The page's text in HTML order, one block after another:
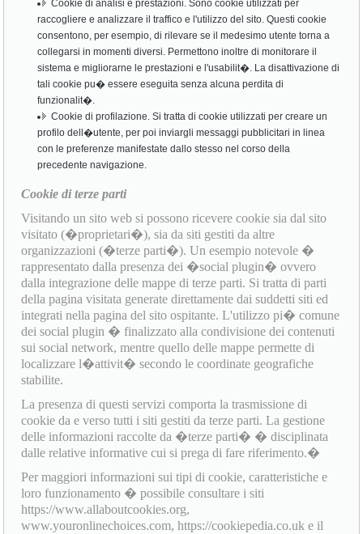
Cookie di analisi e prestazioni. Sono cookie utilizzati per
raccogliere e analizzare il traffico e l'utilizzo del sito. Questi cookie
consentono, per esempio, di rilevare se il medesimo utente torna a
collegarsi in momenti diversi. Permettono inoltre di monitorare il
sistema e migliorarne le prestazioni e l'usabilit�. La disattivazione di
tali cookie pu� essere eseguita senza alcuna perdita di
funzionalit�.
Cookie di profilazione. Si tratta di cookie utilizzati per creare un
profilo dell�utente, per poi inviargli messaggi pubblicitari in linea
con le preferenze manifestate dallo stesso nel corso della
precedente navigazione.
Cookie di terze parti
Visitando un sito web si possono ricevere cookie sia dal sito
visitato (�proprietari�), sia da siti gestiti da altre
organizzazioni (�terze parti�). Un esempio notevole �
rappresentato dalla presenza dei �social plugin� ovvero
dalla integrazione delle mappe di terze parti. Si tratta di parti
della pagina visitata generate direttamente dai suddetti siti ed
integrati nella pagina del sito ospitante. L'utilizzo pi� comune
dei social plugin � finalizzato alla condivisione dei contenuti
sui social network, mentre quello delle mappe permette di
localizzare l�attivit� secondo le coordinate geografiche
stabilite.
La presenza di questi servizi comporta la trasmissione di
cookie da e verso tutti i siti gestiti da terze parti. La gestione
delle informazioni raccolte da �terze parti� � disciplinata
dalle relative informative cui si prega di fare riferimento.�
Per maggiori informazioni sui tipi di cookie, caratteristiche e
loro funzionamento � possibile consultare i siti
https://www.allaboutcookies.org,
www.youronlinechoices.com, https://cookiepedia.co.uk e il